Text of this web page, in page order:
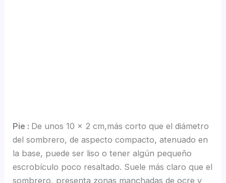
Pie : De unos 10 x 2 cm,más corto que el diámetro
del sombrero, de aspecto compacto, atenuado en
la base, puede ser liso o tener algún pequeño
escrobículo poco resaltado. Suele más claro que el
sombrero, presenta zonas manchadas de ocre y